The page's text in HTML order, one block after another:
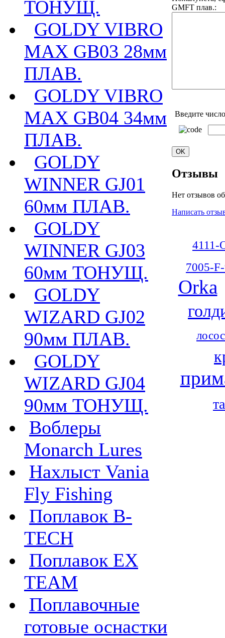
ТОНУЩ.
GOLDY VIBRO
MAX GB03 28мм
ПЛАВ.
GOLDY VIBRO
MAX GB04 34мм
ПЛАВ.
GOLDY
WINNER GJ01
60мм ПЛАВ.
GOLDY
WINNER GJ03
60мм ТОНУЩ.
GOLDY
WIZARD GJ02
90мм ПЛАВ.
GOLDY
WIZARD GJ04
90мм ТОНУЩ.
Воблеры
Monarch Lures
Нахлыст Vania
Fly Fishing
Поплавок B-
TECH
Поплавок EX
TEAM
Поплавочные
готовые оснастки
GMFT плав.:
Введите
Отзывы
Нет отзывов
Написать
4111-
7005-
Orka